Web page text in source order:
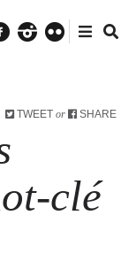
TWEET or SHARE
clé